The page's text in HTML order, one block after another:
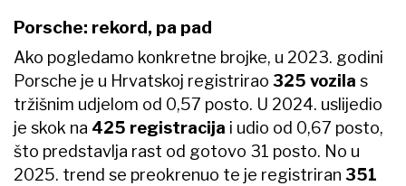
Porsche: rekord, pa pad
Ako pogledamo konkretne brojke, u 2023. godini
Porsche je u Hrvatskoj registrirao 325 vozila s
tržišnim udjelom od 0,57 posto. U 2024. uslijedio
je skok na 425 registracija i udio od 0,67 posto,
što predstavlja rast od gotovo 31 posto. No u
2025. trend se preokrenuo te je registriran 351